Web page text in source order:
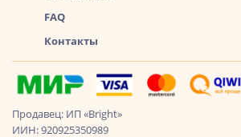
FAQ
Контакты
Продавец: ИП «Bright»
ИИН: 920925350989